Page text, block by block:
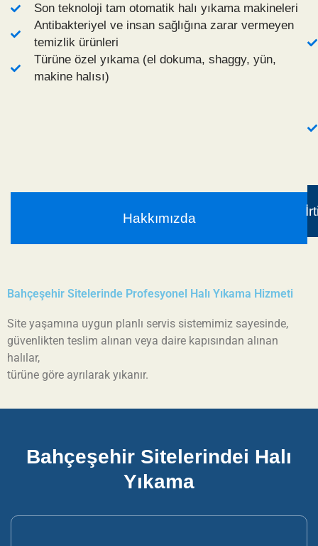
Son teknoloji tam otomatik halı yıkama makineleri
Antibakteriyel ve insan sağlığına zarar vermeyen
temizlik ürünleri
Türüne özel yıkama (el dokuma, shaggy, yün,
makine halısı)
Hakkımızda
Bahçeşehir Sitelerinde Profesyonel Halı Yıkama Hizmeti
Site yaşamına uygun planlı servis sistemimiz sayesinde,
güvenlikten teslim alınan veya daire kapısından alınan
halılar,
türüne göre ayrılarak yıkanır.
Bahçeşehir Sitelerindei Halı
Yıkama